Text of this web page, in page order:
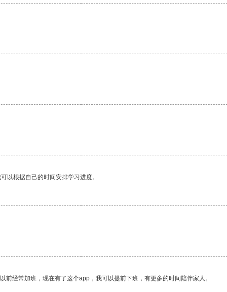
以根据自己的时间安排学习进度。
经常加班，现在有了这个app，我可以提前下班，有更多的时间陪伴家人。